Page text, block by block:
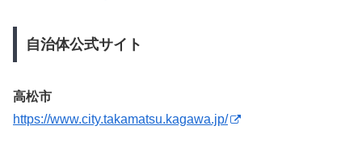
自治体公式サイト
高松市
https://www.city.takamatsu.kagawa.jp/